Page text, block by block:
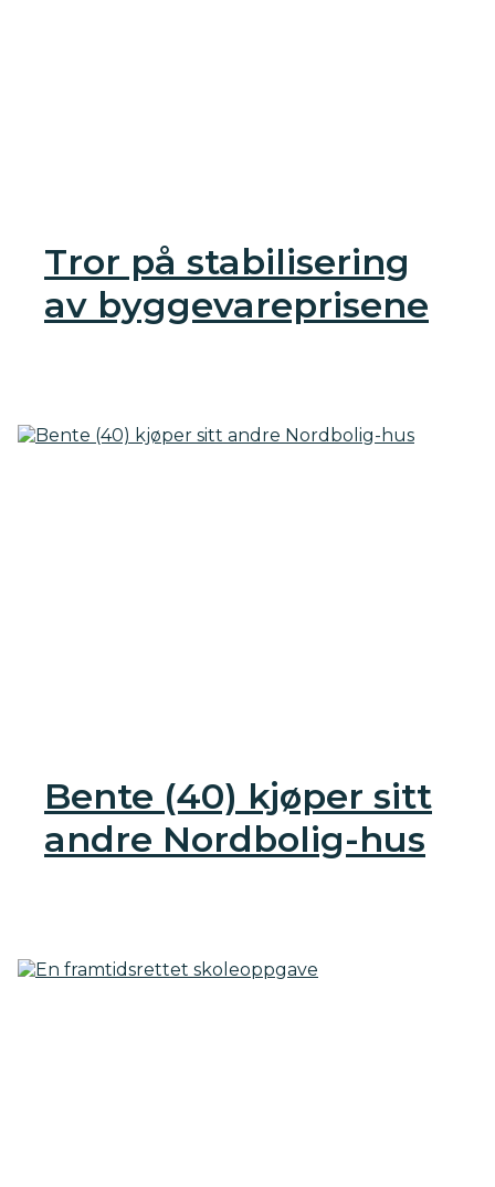
Tror på stabilisering
av byggevareprisene
Bente (40) kjøper sitt
andre Nordbolig-hus